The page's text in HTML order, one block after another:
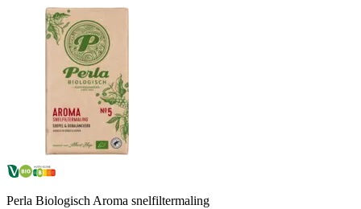
Perla Biologisch Aroma snelfiltermaling